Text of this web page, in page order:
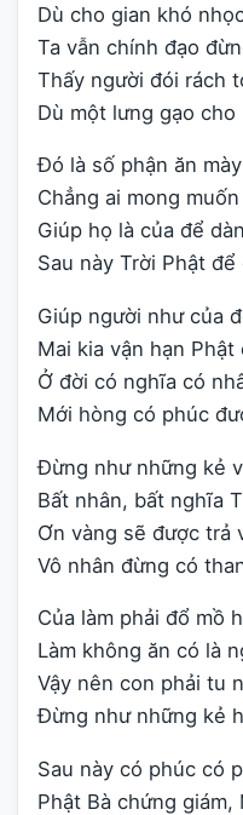
Dù cho gian khó
Ta vẫn chính đạo
Thấy người đói rách
Dù một lưng gạo
Đó là số phận ăn mày
Chẳng ai mong
Giúp họ là của để
Sau này Trời Phật
Giúp người như của
Mai kia vận hạn Phật
Ở đời có nghĩa có
Mới hòng có phúc
Đừng như những kẻ
Bất nhân, bất nghĩa
Ơn vàng sẽ được trả
Vô nhân đừng có
Của làm phải đổ mồ
Làm không ăn có là
Vậy nên con phải tu
Đừng như những kẻ
Sau này có phúc có
Phật Bà chứng giám,